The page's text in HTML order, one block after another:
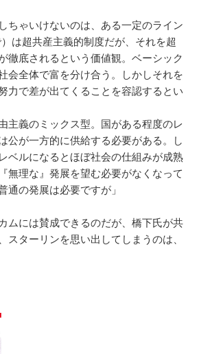
ちゃいけないのは、ある一定のライン
は超共産主義的制度だが、それを超
徹底されるという価値観。ベーシック
会全体で富を分け合う。しかしそれを
力で差が出てくることを容認するとい
主義のミックス型。国がある程度のレ
公が一方的に供給する必要がある。し
ベルになるとほぼ社会の仕組みが成熟
無理な』発展を望む必要がなくなって
通の発展は必要ですが」
ムには賛成できるのだが、橋下氏が共
スターリンを思い出してしまうのは、